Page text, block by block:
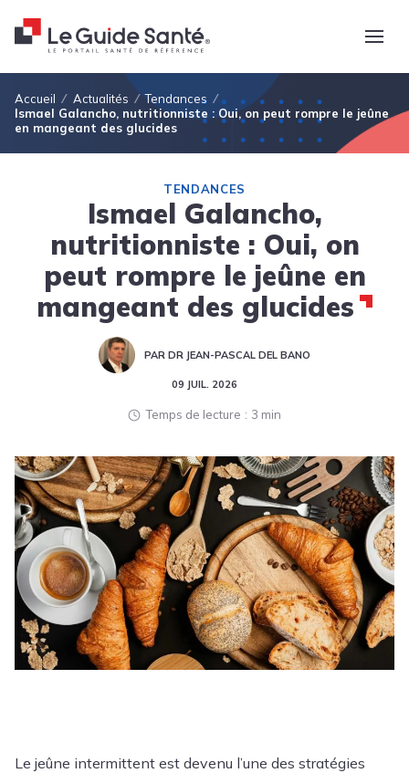
Fil d'Ariane
Accueil Actualités
Tendances
Ismael Galancho, nutritionniste : Oui, on peut rompre le jeûne
en mangeant des glucides
TENDANCES
Ismael Galancho,
nutritionniste : Oui, on
peut rompre le jeûne en
mangeant des glucides
PAR DR JEAN-PASCAL DEL BANO
09 JUIL. 2026
Temps de lecture 3 min
Le jeûne intermittent est devenu l’une des stratégies